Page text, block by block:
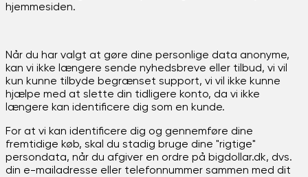
hjemmesiden.
Når du har valgt at gøre dine personlige data anonyme,
kan vi ikke længere sende nyhedsbreve eller tilbud, vi vil
kun kunne tilbyde begrænset support, vi vil ikke kunne
hjælpe med at slette din tidligere konto, da vi ikke
længere kan identificere dig som en kunde.
For at vi kan identificere dig og gennemføre dine
fremtidige køb, skal du stadig bruge dine "rigtige"
persondata, når du afgiver en ordre på bigdollar.dk, dvs.
din e-mailadresse eller telefonnummer sammen med dit